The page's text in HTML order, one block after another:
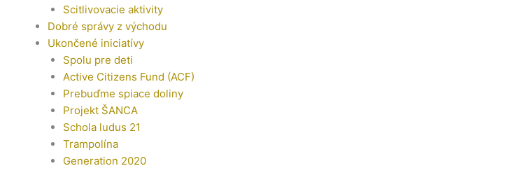
Scitlivovacie aktivity
Dobré správy z východu
Ukončené iniciatívy
Spolu pre deti
Active Citizens Fund (ACF)
Prebuďme spiace doliny
Projekt ŠANCA
Schola ludus 21
Trampolína
Generation 2020